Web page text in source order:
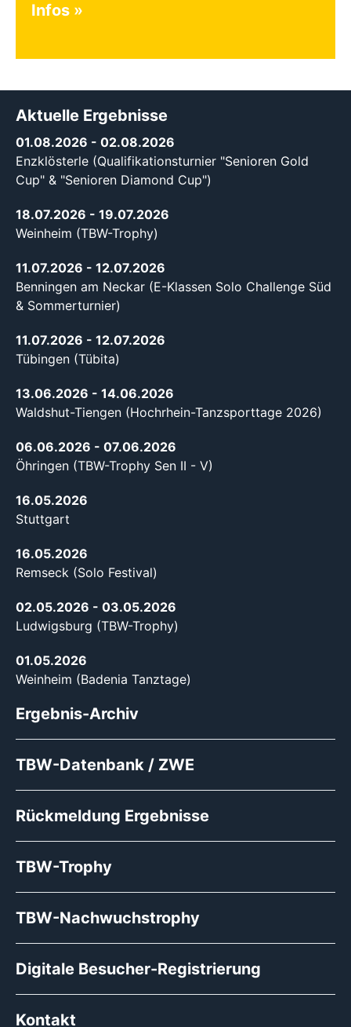
Infos
Aktuelle Ergebnisse
01.08.2026 - 02.08.2026
Enzklösterle (Qualifikationsturnier "Senioren Gold
Cup" & "Senioren Diamond Cup")
18.07.2026 - 19.07.2026
Weinheim (TBW-Trophy)
11.07.2026 - 12.07.2026
Benningen am Neckar (E-Klassen Solo Challenge Süd
& Sommerturnier)
11.07.2026 - 12.07.2026
Tübingen (Tübita)
13.06.2026 - 14.06.2026
Waldshut-Tiengen (Hochrhein-Tanzsporttage 2026)
06.06.2026 - 07.06.2026
Öhringen (TBW-Trophy Sen II - V)
16.05.2026
Stuttgart
16.05.2026
Remseck (Solo Festival)
02.05.2026 - 03.05.2026
Ludwigsburg (TBW-Trophy)
01.05.2026
Weinheim (Badenia Tanztage)
Ergebnis-Archiv
TBW-Datenbank / ZWE
Rückmeldung Ergebnisse
TBW-Trophy
TBW-Nachwuchstrophy
Digitale Besucher-Registrierung
Kontakt